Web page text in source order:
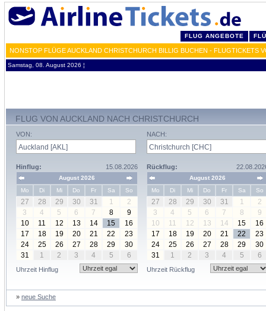
FLUG ANGEBOTE
NONSTOP FLÜGE AUCKLAND CHRISTCHURCH BILLIG BUCHEN - FLUGTICKETS
Samstag, 08. August 2026 ¦
FLUG VON AUCKLAND NACH CHRISTCHURCH
VON:
Hinflug: 15.08.2026
August 2026
Mo
Di Mi Do Fr Sa So
27 28 29 30 31 1
2
3
4 5 6 7 8
9
10
11 12 13 14 15
16
17
18 19 20 21 22
23
24
25 26 27 28 29
30
31
1 2 3 4 5 6
Uhrzeit Hinflug
NACH:
Rückflug:
August 2026
Mo
Di Mi Do Fr Sa So
27 28 29 30 31 1
2
3
4 5 6 7 8
9
10
11 12 13 14 15
16
17
18 19 20 21 22
23
24
25 26 27 28 29
30
31
1 2 3 4 5 6
Uhrzeit Rückflug
» neue Suche